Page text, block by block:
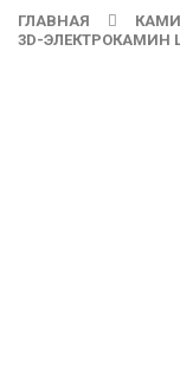
ГЛАВНАЯ
3D-ЭЛЕКТРОКАМИН